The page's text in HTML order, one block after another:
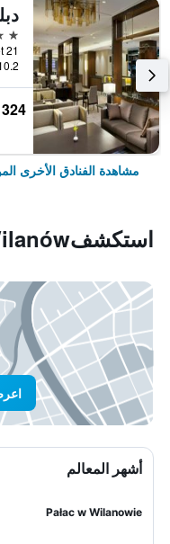
4 نجوم
10.2 كيلومتر عن وسط
324 ﷼
مشاهدة الفنادق الأخرى
استكشفWilanów, وارسو
أشهر المعالم
Pałac w Wilanowie